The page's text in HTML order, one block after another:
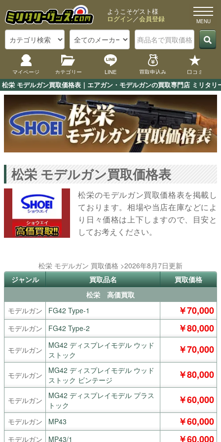
松栄 モデルガン買取価格表｜エアガン・モデルガンの買取専門店 ミリタリ
ようこそゲスト様
ログイン／会員登録
マイページ カテゴリー LINE 買取申込み 口コミ
松栄 モデルガン買取価格表
松栄のモデルガン買取価格表を掲載し
ております。相場や当店在庫などによ
り日々価格は上下しますので、目安と
してお考えください。
松栄 モデルガン 買取価格 >2026年8月7日更新
ジャンル
買取品名
買取価格
松栄 高価買取
モデルガン
FG42 Type-1 ￥70,000
モデルガン FG42 Type-2 ￥80,000
モデルガン
MG42 ディスプレイモデル ウッド
ストック
￥70,000
モデルガン
MG42 ディスプレイモデル ウッド
ストック ビンテージ
￥80,000
モデルガン
MG42 ディスプレイモデル プラス
トック
￥60,000
モデルガン MP43 ￥60,000
モデルガン MP43/1 ￥60,000